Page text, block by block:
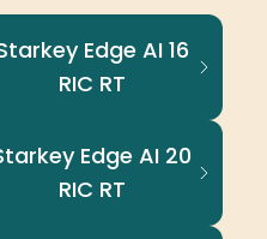
Edge AI 16
RIC RT
Edge AI 20
RIC RT